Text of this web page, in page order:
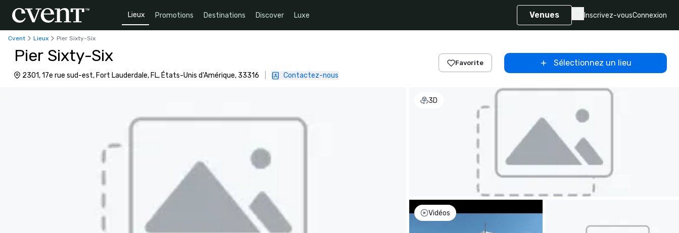
Lieux Promotions Destinations Discover Luxe Venues Inscrivez-vousConnexion
Cvent Lieux Pier Sixty-Six
Pier Sixty-Six
2301, 17e rue sud-est, Fort Lauderdale, FL, États-Unis d'Amérique, 33316 Contactez-nous
Favorite Sélectionnez un lieu
3D
Vidéos